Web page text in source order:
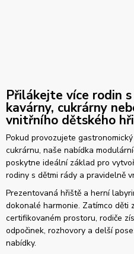
Přilákejte více rodin
kavárny, cukrárny
vnitřního dětského
Pokud provozujete
cukrárnu, naše nabídka
poskytne ideální základ pro
rodiny s dětmi rády a pravidelně
Prezentovaná hřiště a herní
dokonalé harmonie. Zatímco děti
certifikovaném prostoru, rodiče
odpočinek, rozhovory a delší
nabídky.